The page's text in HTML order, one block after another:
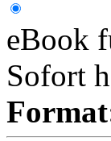
eBook
Sofort